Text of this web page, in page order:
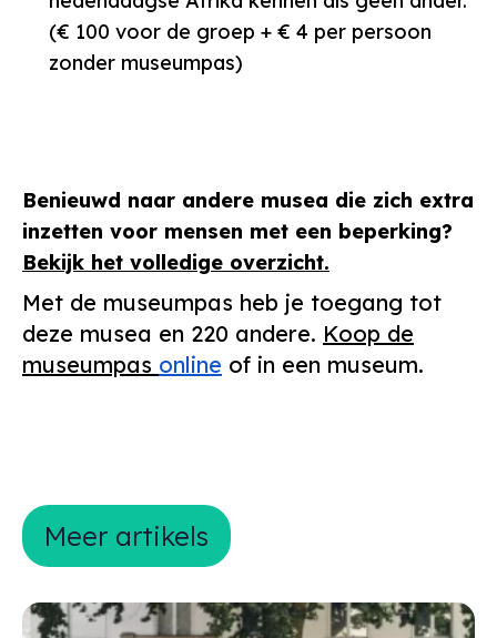
(€ 100 voor de groep + € 4 per persoon
zonder museumpas)
Benieuwd naar andere musea die zich extra
inzetten voor mensen met een beperking?
Bekijk het volledige overzicht.
Met de museumpas heb je toegang tot
deze musea en 220 andere. Koop de
museumpas online of in een museum.
Meer artikels
Meer artikels